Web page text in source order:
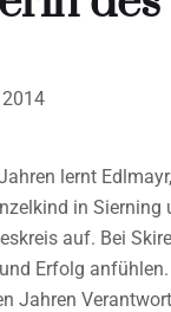
lernt
in Sierning
auf. Bei
Erfolg
Jahren